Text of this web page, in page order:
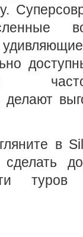
делают
в
сделать
туров